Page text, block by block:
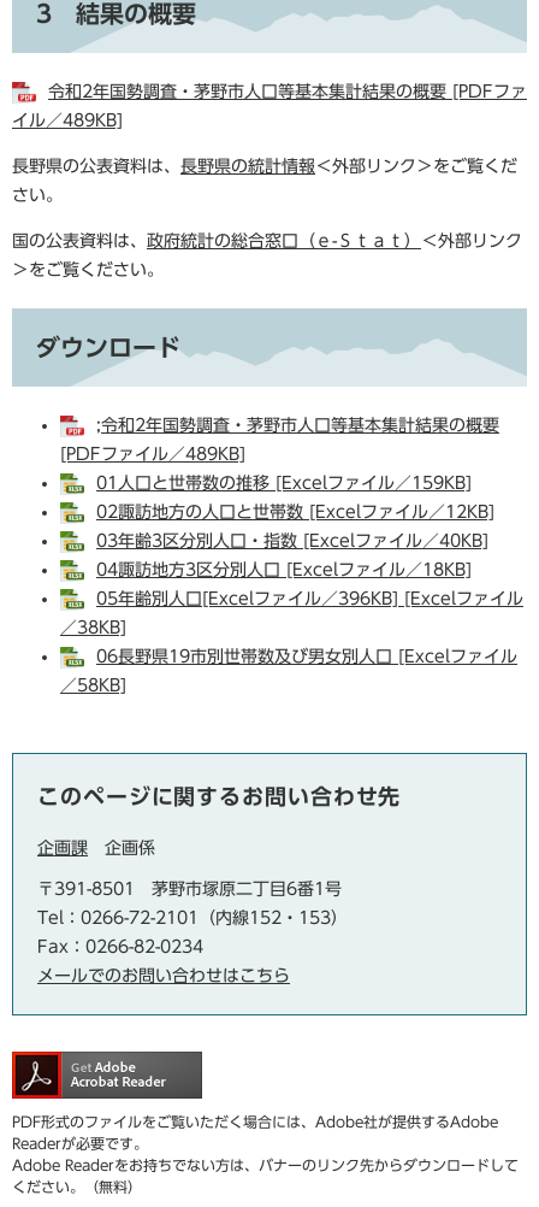
3 結果の概要
令和2年国勢調査・茅野市人口等基本集計結果の概要 [PDFファ
イル／489KB]
長野県の公表資料は、 長野県の統計情報 ＜外部リンク＞ をご覧くだ
さい。
国の公表資料は、 政府統計の総合窓口（ｅ-Ｓｔａｔ）
＜外部リンク
＞ をご覧ください。
ダウンロード
;令和2年国勢調査・茅野市人口等基本集計結果の概要
[PDFファイル／489KB]
01人口と世帯数の推移 [Excelファイル／159KB]
02諏訪地方の人口と世帯数 [Excelファイル／12KB]
03年齢3区分別人口・指数 [Excelファイル／40KB]
04諏訪地方3区分別人口 [Excelファイル／18KB]
05年齢別人口[Excelファイル／396KB] [Excelファイル
／38KB]
06長野県19市別世帯数及び男女別人口 [Excelファイル
／58KB]
このページに関するお問い合わせ先
企画課 企画係
〒391-8501
茅野市塚原二丁目6番1号
Tel：0266-72-2101（内線152・153）
Fax：0266-82-0234
メールでのお問い合わせはこちら
PDF形式のファイルをご覧いただく場合には、Adobe社が提供するAdobe
Readerが必要です。
Adobe Readerをお持ちでない方は、バナーのリンク先からダウンロードして
ください。（無料）